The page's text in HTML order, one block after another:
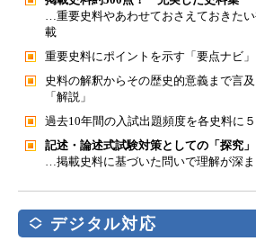
…重要史料やあわせておさえておきた
載
重要史料にポイントを示す「要点ナビ
史料の解釈からその歴史的意義まで言
「解説」
過去10年間の入試出題頻度を各史料に
記述・論述式試験対策としての「探究
…掲載史料に基づいた問いで理解が深
デジタル対応